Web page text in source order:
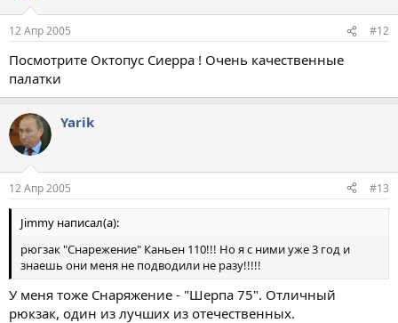
12 Апр 2005 #12
Посмотрите Октопус Сиерра ! Очень качественные
палатки
Yarik
12 Апр 2005 #13
Jimmy написал(а):
рюгзак "Снарежение" Каньен 110!!! Но я с ними уже 3 год и
знаешь они меня не подводили не разу!!!!!
У меня тоже Снаряжение - "Шерпа 75". Отличный
рюкзак, один из лучших из отечественных.